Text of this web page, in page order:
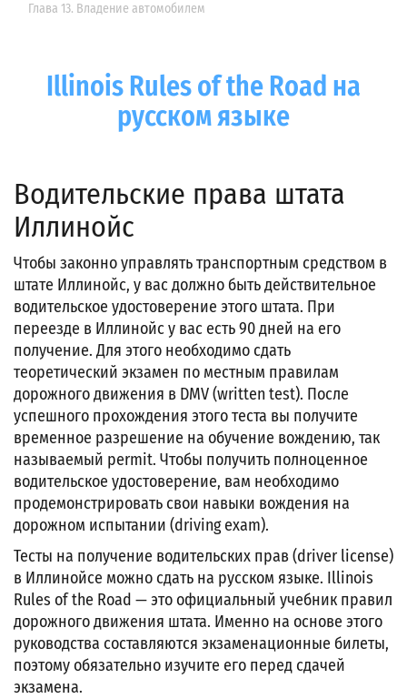
Глава 13. Владение автомобилем
Illinois Rules of the Road на
русском языке
Водительские права штата
Иллинойс
Чтобы законно управлять транспортным средством в
штате Иллинойс, у вас должно быть действительное
водительское удостоверение этого штата. При
переезде в Иллинойс у вас есть 90 дней на его
получение. Для этого необходимо сдать
теоретический экзамен по местным правилам
дорожного движения в DMV (written test). После
успешного прохождения этого теста вы получите
временное разрешение на обучение вождению, так
называемый permit. Чтобы получить полноценное
водительское удостоверение, вам необходимо
продемонстрировать свои навыки вождения на
дорожном испытании (driving exam).
Тесты на получение водительских прав (driver license)
в Иллинойсе можно сдать на русском языке. Illinois
Rules of the Road — это официальный учебник правил
дорожного движения штата. Именно на основе этого
руководства составляются экзаменационные билеты,
поэтому обязательно изучите его перед сдачей
экзамена.